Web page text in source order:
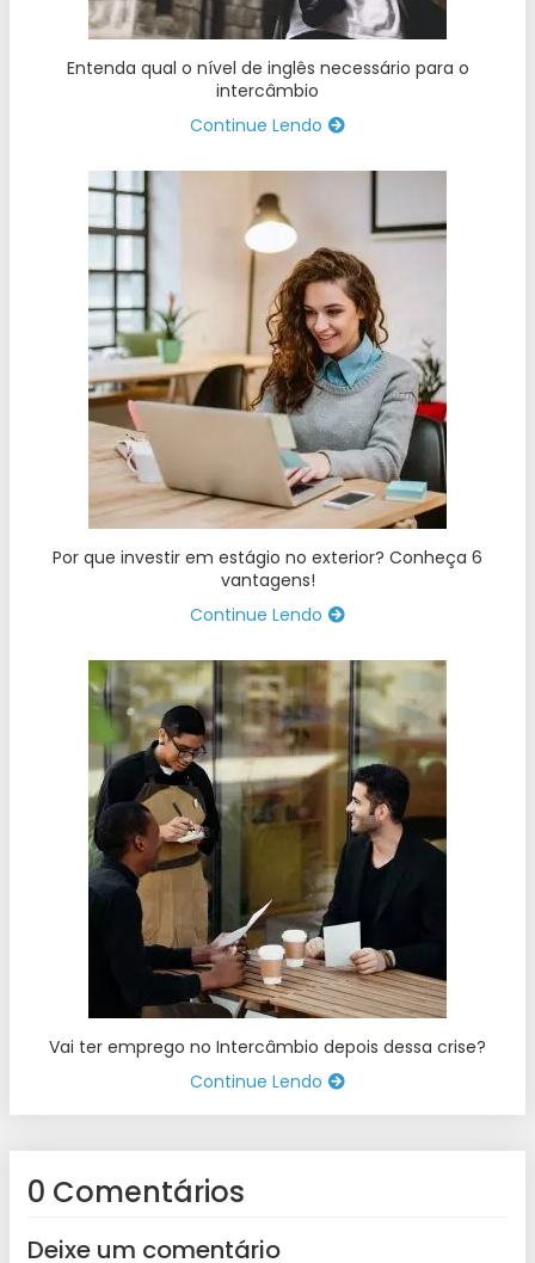
Entenda qual o nível de inglês necessário para o
intercâmbio
Continue Lendo
Por que investir em estágio no exterior? Conheça 6
vantagens!
Continue Lendo
Vai ter emprego no Intercâmbio depois dessa crise?
Continue Lendo
0 Comentários
Deixe um comentário